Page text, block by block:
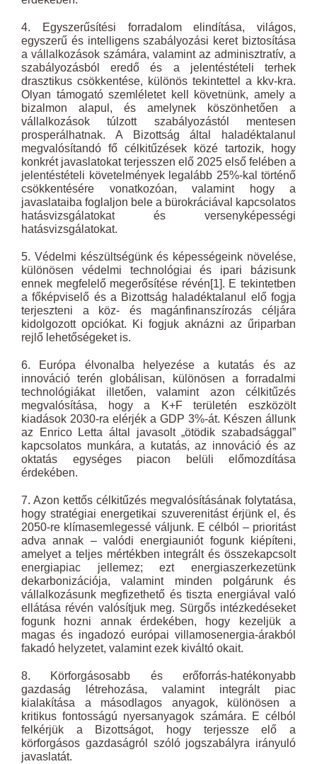
4. Egyszerűsítési forradalom elindítása, világos,
egyszerű és intelligens szabályozási keret biztosítása
a vállalkozások számára, valamint az adminisztratív, a
szabályozásból eredő és a jelentéstételi terhek
drasztikus csökkentése, különös tekintettel a kkv-kra.
Olyan támogató szemléletet kell követnünk, amely a
bizalmon alapul, és amelynek köszönhetően a
vállalkozások túlzott szabályozástól mentesen
prosperálhatnak. A Bizottság által haladéktalanul
megvalósítandó fő célkitűzések közé tartozik, hogy
konkrét javaslatokat terjesszen elő 2025 első felében a
jelentéstételi követelmények legalább 25%-kal történő
csökkentésére vonatkozóan, valamint hogy a
javaslataiba foglaljon bele a bürokráciával kapcsolatos
hatásvizsgálatokat és versenyképességi
hatásvizsgálatokat.
5. Védelmi készültségünk és képességeink növelése,
különösen védelmi technológiai és ipari bázisunk
ennek megfelelő megerősítése révén[1]. E tekintetben
a főképviselő és a Bizottság haladéktalanul elő fogja
terjeszteni a köz- és magánfinanszírozás céljára
kidolgozott opciókat. Ki fogjuk aknázni az űriparban
rejlő lehetőségeket is.
6. Európa élvonalba helyezése a kutatás és az
innováció terén globálisan, különösen a forradalmi
technológiákat illetően, valamint azon célkitűzés
megvalósítása, hogy a K+F területén eszközölt
kiadások 2030-ra elérjék a GDP 3%-át. Készen állunk
az Enrico Letta által javasolt „ötödik szabadsággal”
kapcsolatos munkára, a kutatás, az innováció és az
oktatás egységes piacon belüli előmozdítása
érdekében.
7. Azon kettős célkitűzés megvalósításának folytatása,
hogy stratégiai energetikai szuverenitást érjünk el, és
2050-re klímasemlegessé váljunk. E célból – prioritást
adva annak – valódi energiauniót fogunk kiépíteni,
amelyet a teljes mértékben integrált és összekapcsolt
energiapiac jellemez; ezt energiaszerkezetünk
dekarbonizációja, valamint minden polgárunk és
vállalkozásunk megfizethető és tiszta energiával való
ellátása révén valósítjuk meg. Sürgős intézkedéseket
fogunk hozni annak érdekében, hogy kezeljük a
magas és ingadozó európai villamosenergia-árakból
fakadó helyzetet, valamint ezek kiváltó okait.
8. Körforgásosabb és erőforrás-hatékonyabb
gazdaság létrehozása, valamint integrált piac
kialakítása a másodlagos anyagok, különösen a
kritikus fontosságú nyersanyagok számára. E célból
felkérjük a Bizottságot, hogy terjessze elő a
körforgásos gazdaságról szóló jogszabályra irányuló
javaslatát.